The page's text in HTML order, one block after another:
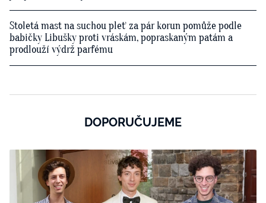
Stoletá mast na suchou pleť za pár korun pomůže podle
babičky Libušky proti vráskám, popraskaným patám a
prodlouží výdrž parfému
DOPORUČUJEME